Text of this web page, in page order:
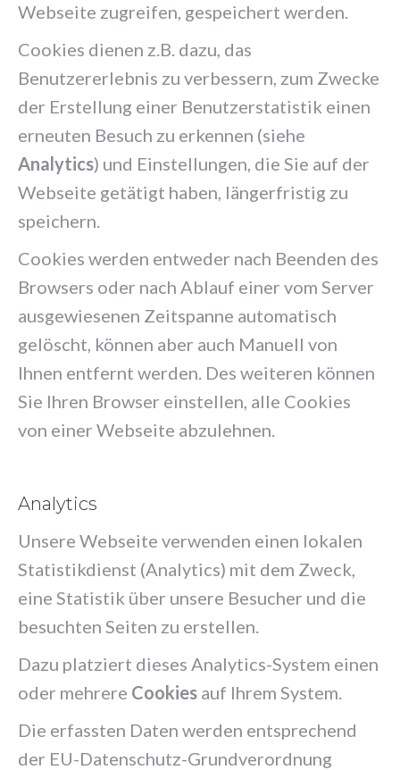
Webseite zugreifen, gespeichert werden.
Cookies dienen z.B. dazu, das
Benutzererlebnis zu verbessern, zum Zwecke
der Erstellung einer Benutzerstatistik einen
erneuten Besuch zu erkennen (siehe
Analytics) und Einstellungen, die Sie auf der
Webseite getätigt haben, längerfristig zu
speichern.
Cookies werden entweder nach Beenden des
Browsers oder nach Ablauf einer vom Server
ausgewiesenen Zeitspanne automatisch
gelöscht, können aber auch Manuell von
Ihnen entfernt werden. Des weiteren können
Sie Ihren Browser einstellen, alle Cookies
von einer Webseite abzulehnen.
Analytics
Unsere Webseite verwenden einen lokalen
Statistikdienst (Analytics) mit dem Zweck,
eine Statistik über unsere Besucher und die
besuchten Seiten zu erstellen.
Dazu platziert dieses Analytics-System einen
oder mehrere Cookies auf Ihrem System.
Die erfassten Daten werden entsprechend
der EU-Daten­schutz-Grund­ver­ordnung